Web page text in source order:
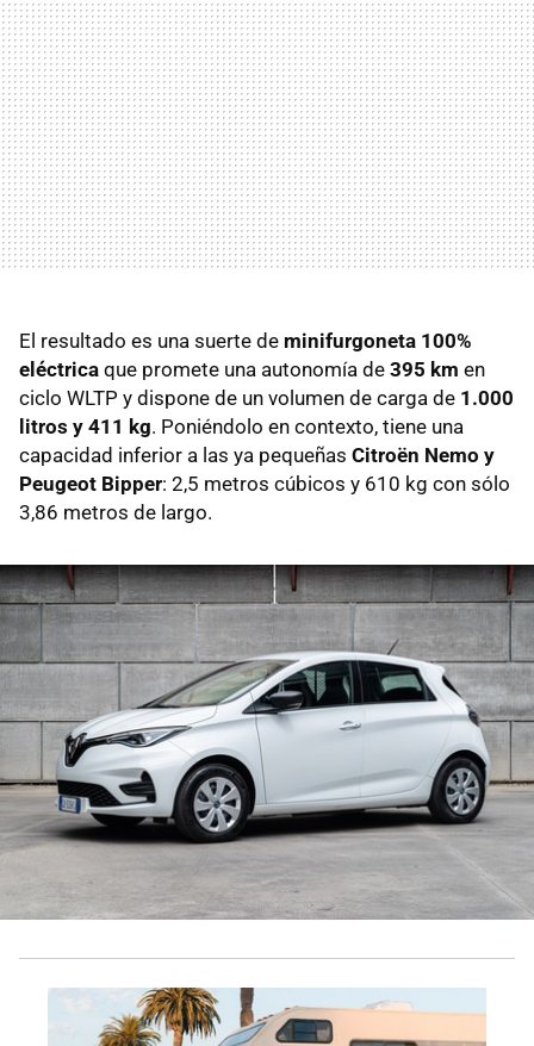
El resultado es una suerte de minifurgoneta 100%
eléctrica que promete una autonomía de 395 km en
ciclo WLTP y dispone de un volumen de carga de 1.000
litros y 411 kg. Poniéndolo en contexto, tiene una
capacidad inferior a las ya pequeñas Citroën Nemo y
Peugeot Bipper: 2,5 metros cúbicos y 610 kg con sólo
3,86 metros de largo.